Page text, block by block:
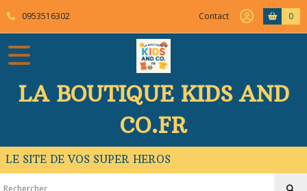
0953516302 Contact 0
LA BOUTIQUE KIDS AND
CO.FR
LE SITE DE VOS SUPER HEROS